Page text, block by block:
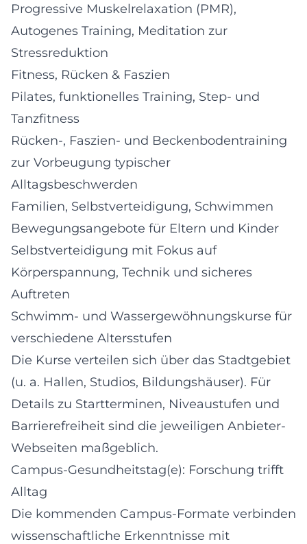
Progressive Muskelrelaxation (PMR),
Autogenes Training, Meditation zur
Stressreduktion
Fitness, Rücken & Faszien
Pilates, funktionelles Training, Step- und
Tanzfitness
Rücken-, Faszien- und Beckenbodentraining
zur Vorbeugung typischer
Alltagsbeschwerden
Familien, Selbstverteidigung, Schwimmen
Bewegungsangebote für Eltern und Kinder
Selbstverteidigung mit Fokus auf
Körperspannung, Technik und sicheres
Auftreten
Schwimm- und Wassergewöhnungskurse für
verschiedene Altersstufen
Die Kurse verteilen sich über das Stadtgebiet
(u. a. Hallen, Studios, Bildungshäuser). Für
Details zu Startterminen, Niveaustufen und
Barrierefreiheit sind die jeweiligen Anbieter-
Webseiten maßgeblich.
Campus-Gesundheitstag(e): Forschung trifft
Alltag
Die kommenden Campus-Formate verbinden
wissenschaftliche Erkenntnisse mit